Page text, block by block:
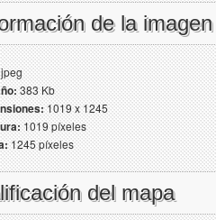
de la imagen
jpeg
383 Kb
1019 x 1245
1019 píxeles
1245 píxeles
del mapa